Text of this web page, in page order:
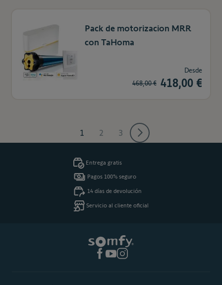
Pack de motorizacion MRR
con TaHoma
Desde
418,00 €
468,00 €
Actualmente estás leyendo página
1 Página
2 Página
3
Entrega gratis
Pagos 100% seguro
14 días de devolución
Servicio al cliente oficial